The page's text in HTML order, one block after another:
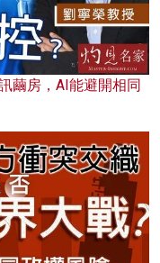
繭房，AI能避開相同